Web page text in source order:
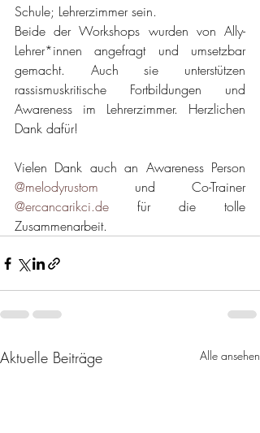
Schule; Lehrerzimmer sein.
Beide der Workshops wurden von Ally-
Lehrer*innen angefragt und umsetzbar
gemacht. Auch sie unterstützen
rassismuskritische Fortbildungen und
Awareness im Lehrerzimmer. Herzlichen
Dank dafür!
@melodyrustom
und Co-Trainer
@ercancarikci.de für die tolle
Zusammenarbeit.
Aktuelle Beiträge Alle ansehen